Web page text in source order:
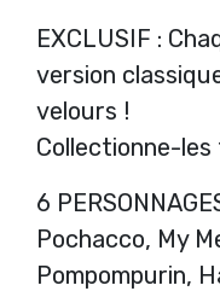
EXCLUSIF :
version
velours !
Collectionne-
6
Pochacco, My
Pompompurin,